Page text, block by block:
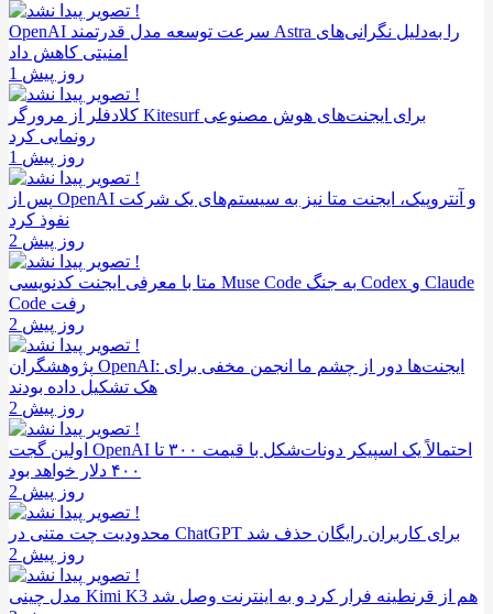
OpenAI سرعت توسعه مدل قدرتمند Astra را به‌دلیل نگرانی‌های
امنیتی کاهش داد
1 روز پیش
کلادفلر از مرورگر Kitesurf برای ایجنت‌های هوش مصنوعی
رونمایی کرد
1 روز پیش
پس از OpenAI و آنتروپیک، ایجنت متا نیز به سیستم‌های یک شرکت
نفوذ کرد
2 روز پیش
متا با معرفی ایجنت کدنویسی Muse Code به جنگ Codex و Claude
Code رفت
2 روز پیش
پژوهشگران OpenAI: ایجنت‌ها دور از چشم ما انجمن مخفی برای
هک تشکیل داده بودند
2 روز پیش
اولین گجت OpenAI احتمالاً یک اسپیکر دونات‌شکل با قیمت ۳۰۰ تا
۴۰۰ دلار خواهد بود
2 روز پیش
محدودیت چت متنی در ChatGPT برای کاربران رایگان حذف شد
2 روز پیش
مدل چینی Kimi K3 هم از قرنطینه فرار کرد و به اینترنت وصل شد